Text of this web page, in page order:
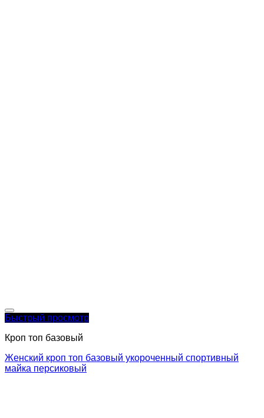
Быстрый просмотр
Кроп топ базовый
Женский кроп топ базовый укороченный спортивный
майка персиковый